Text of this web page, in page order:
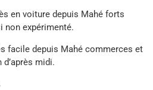
en voiture depuis Mahé forts
non expérimenté.
facile depuis Mahé commerces et
midi.